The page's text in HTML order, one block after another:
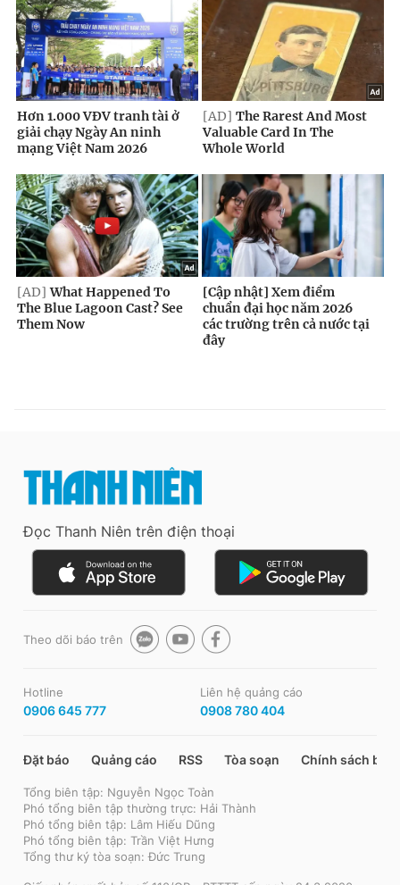
Đọc Thanh Niên trên điện thoại
Theo dõi báo trên
Hotline
0906 645 777
Liên hệ quảng cáo
0908 780 404
Đặt báo Quảng cáo RSS Tòa soạn Chính sách bảo
Tổng biên tập: Nguyễn Ngọc Toàn
Phó tổng biên tập thường trực: Hải Thành
Phó tổng biên tập: Lâm Hiếu Dũng
Phó tổng biên tập: Trần Việt Hưng
Tổng thư ký tòa soạn: Đức Trung